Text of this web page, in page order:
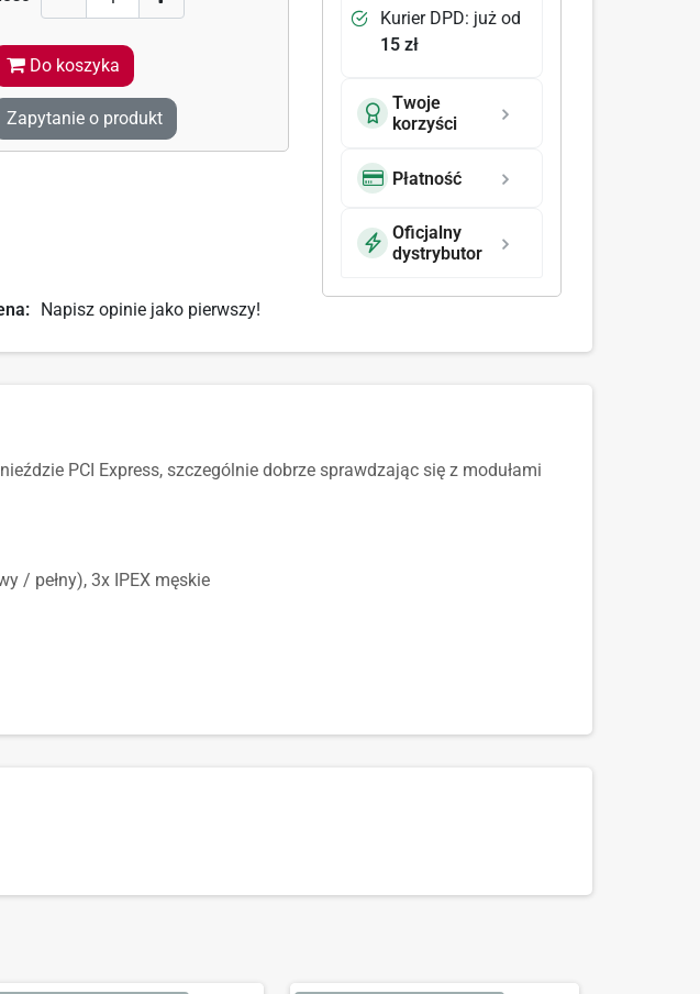
Do koszyka
Zapytanie o produkt
Kurier DPD: już od
15 zł
Twoje
korzyści
Płatność
Oficjalny
dystrybutor
Napisz opinie jako pierwszy!
PCI Express, szczególnie dobrze sprawdzając się z modułami
/ pełny), 3x IPEX męskie